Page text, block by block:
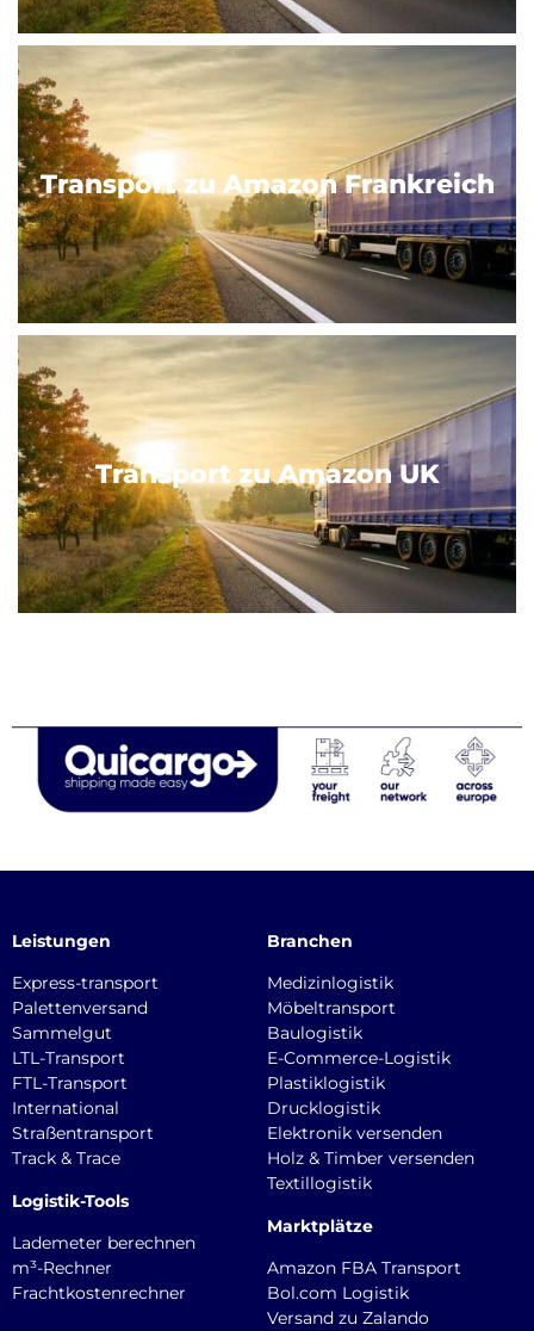
Transport zu Amazon Frankreich
Transport zu Amazon UK
Leistungen
Express-transport
Palettenversand
Sammelgut
LTL-Transport
FTL-Transport
International
Straßentransport
Track & Trace
Logistik-Tools
Lademeter berechnen
m³-Rechner
Frachtkostenrechner
Branchen
Medizinlogistik
Möbeltransport
Baulogistik
E-Commerce-Logistik
Plastiklogistik
Drucklogistik
Elektronik versenden
Holz & Timber versenden
Textillogistik
Marktplätze
Amazon FBA Transport
Bol.com Logistik
Versand zu Zalando